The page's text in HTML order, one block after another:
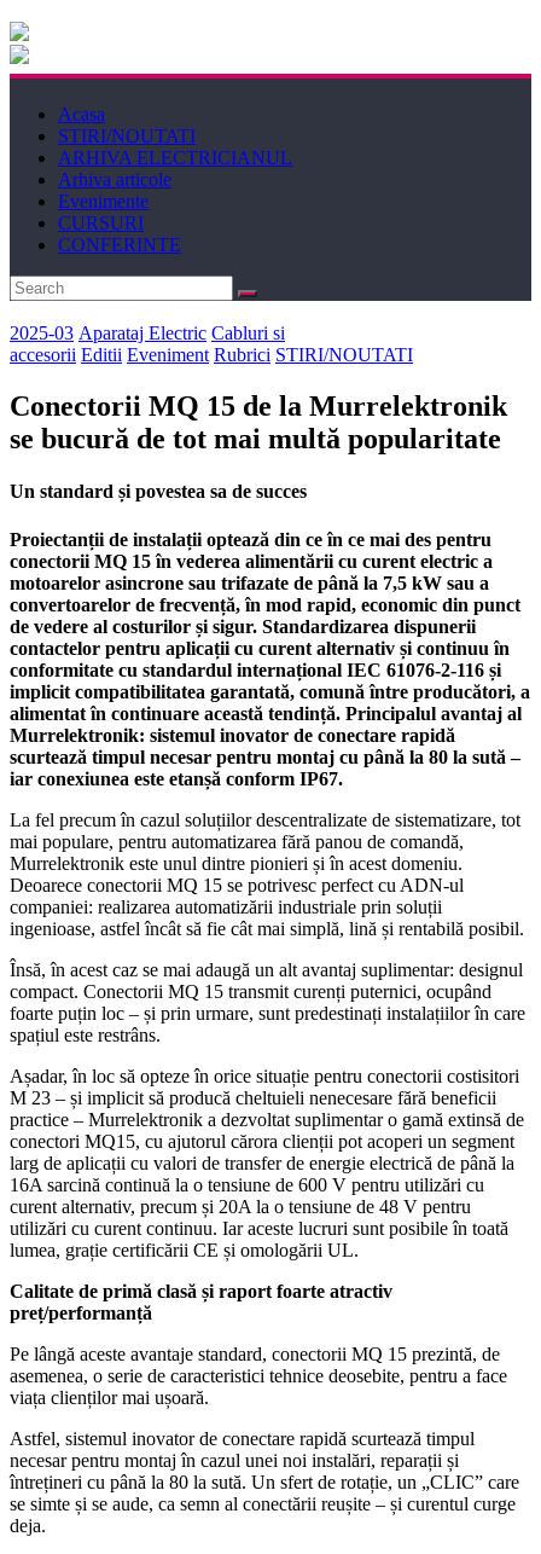
Electricianul
Revista
Electricianul
Acasa
STIRI/NOUTATI
ARHIVA ELECTRICIANUL
Arhiva articole
Evenimente
CURSURI
CONFERINTE
2025-03 Aparataj Electric Cabluri si
accesorii Editii Eveniment Rubrici STIRI/NOUTATI
Conectorii MQ 15 de la Murrelektronik
se bucură de tot mai multă popularitate
Un standard și povestea sa de succes
Proiectanții de instalații optează din ce în ce mai des pentru
conectorii MQ 15 în vederea alimentării cu curent electric a
motoarelor asincrone sau trifazate de până la 7,5 kW sau a
convertoarelor de frecvență, în mod rapid, economic din punct
de vedere al costurilor și sigur. Standardizarea dispunerii
contactelor pentru aplicații cu curent alternativ și continuu în
conformitate cu standardul internațional IEC 61076-2-116 și
implicit compatibilitatea garantată, comună între producători, a
alimentat în continuare această tendință. Principalul avantaj al
Murrelektronik: sistemul inovator de conectare rapidă
scurtează timpul necesar pentru montaj cu până la 80 la sută –
iar conexiunea este etanșă conform IP67.
La fel precum în cazul soluțiilor descentralizate de sistematizare, tot
mai populare, pentru automatizarea fără panou de comandă,
Murrelektronik este unul dintre pionieri și în acest domeniu.
Deoarece conectorii MQ 15 se potrivesc perfect cu ADN-ul
companiei: realizarea automatizării industriale prin soluții
ingenioase, astfel încât să fie cât mai simplă, lină și rentabilă posibil.
Însă, în acest caz se mai adaugă un alt avantaj suplimentar: designul
compact. Conectorii MQ 15 transmit curenți puternici, ocupând
foarte puțin loc – și prin urmare, sunt predestinați instalațiilor în care
spațiul este restrâns.
Așadar, în loc să opteze în orice situație pentru conectorii costisitori
M 23 – și implicit să producă cheltuieli nenecesare fără beneficii
practice – Murrelektronik a dezvoltat suplimentar o gamă extinsă de
conectori MQ15, cu ajutorul cărora clienții pot acoperi un segment
larg de aplicații cu valori de transfer de energie electrică de până la
16A sarcină continuă la o tensiune de 600 V pentru utilizări cu
curent alternativ, precum și 20A la o tensiune de 48 V pentru
utilizări cu curent continuu. Iar aceste lucruri sunt posibile în toată
lumea, grație certificării CE și omologării UL.
Calitate de primă clasă și raport foarte atractiv
preț/performanță
Pe lângă aceste avantaje standard, conectorii MQ 15 prezintă, de
asemenea, o serie de caracteristici tehnice deosebite, pentru a face
viața clienților mai ușoară.
Astfel, sistemul inovator de conectare rapidă scurtează timpul
necesar pentru montaj în cazul unei noi instalări, reparații și
întrețineri cu până la 80 la sută. Un sfert de rotație, un „CLIC” care
se simte și se aude, ca semn al conectării reușite – și curentul curge
deja.